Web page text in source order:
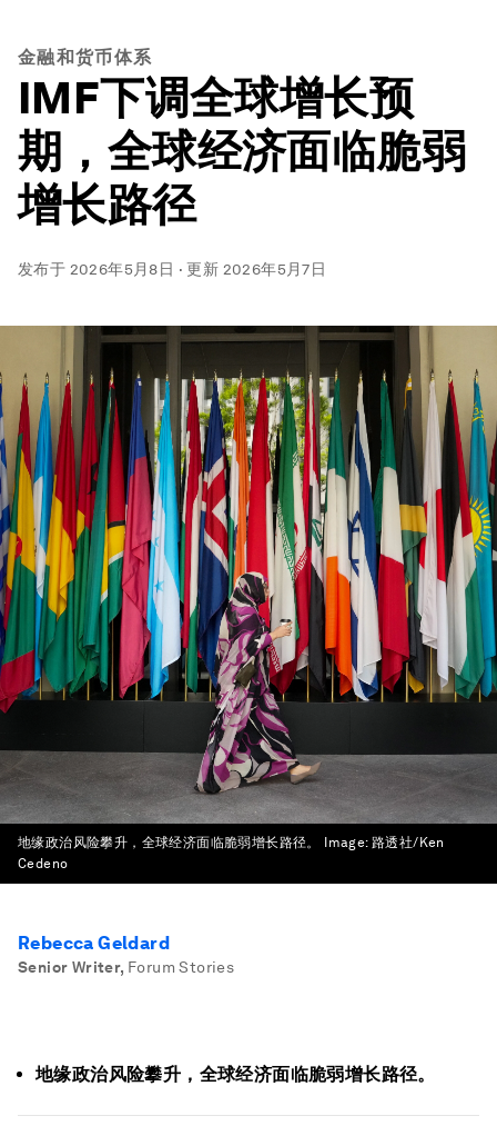
金融和货币体系
IMF下调全球增长预
期，全球经济面临脆弱
增长路径
发布于 2026年5月8日 ·更新 2026年5月7日
地缘政治风险攀升，全球经济面临脆弱增长路径。 Image:路透社/Ken
Cedeno
Rebecca Geldard
Senior Writer, Forum Stories
地缘政治风险攀升，全球经济面临脆弱增长路径。